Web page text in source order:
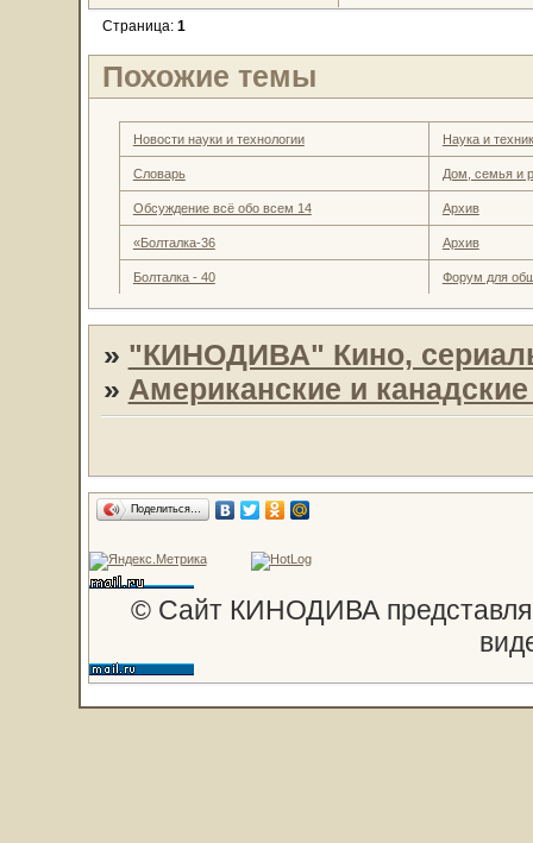
Страница: 1
Похожие темы
Новости науки и технологии Наука и
Словарь Дом, семья и
Обсуждение всё обо всем 14 Архив
«Болталка-36 Архив
Болталка - 40 Форум для
» "КИНОДИВА" Кино,
» Американские и
Поделиться…
© Сайт КИНОДИВА